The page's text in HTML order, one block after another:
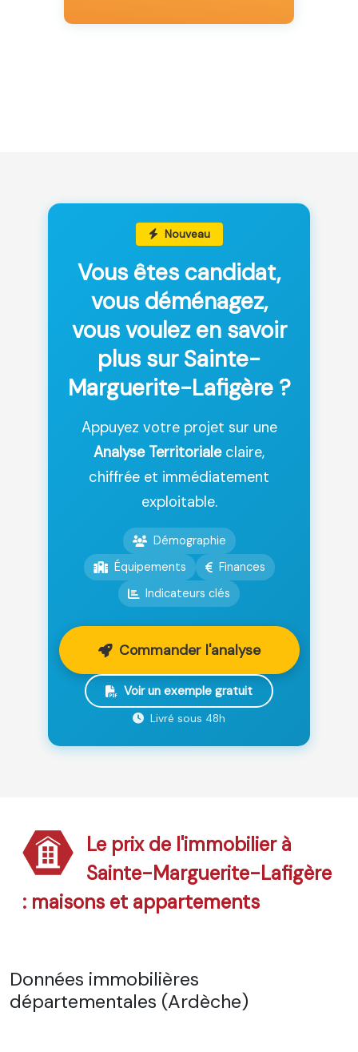
Nouveau
Vous êtes candidat,
vous déménagez,
vous voulez en savoir
plus sur Sainte-
Marguerite-Lafigère ?
Appuyez votre projet sur une
Analyse Territorialeclaire,
chiffrée et immédiatement
exploitable.
Démographie
Équipements
Finances
Indicateurs clés
Commander l'analyse
Voir un exemple gratuit
Livré sous 48h
Le prix de l'immobilier à
Sainte-Marguerite-Lafigère
: maisons et appartements
Données immobilières
départementales (Ardèche)